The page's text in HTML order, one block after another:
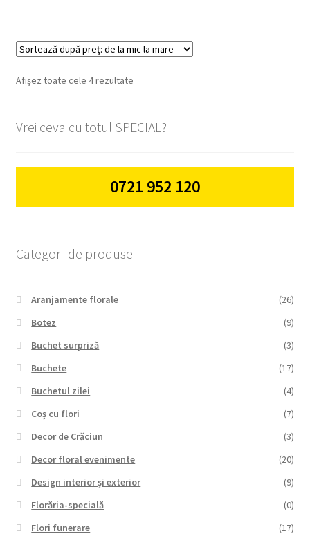
Afișez toate cele 4 rezultateSortat
de
la
mare
Vrei ceva cu totul SPECIAL?
0721 952 120
Categorii de produse
Aranjamente florale
(26)
Botez
(9)
Buchet surpriză
(3)
Buchete
(17)
Buchetul zilei
(4)
Coș cu flori
(7)
Decor de Crăciun
(3)
Decor floral evenimente
(20)
Design interior și exterior
(9)
Florăria-specială
(0)
Flori funerare
(17)